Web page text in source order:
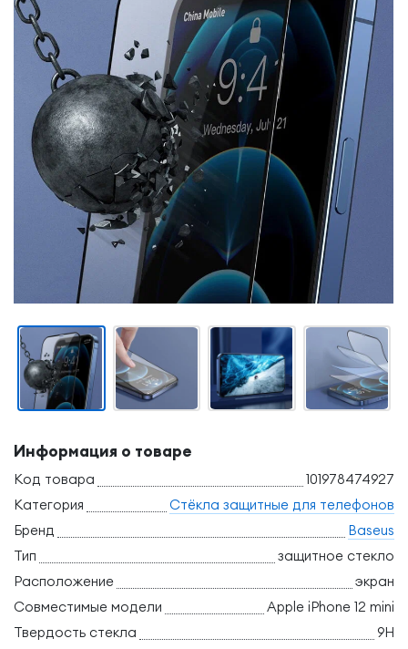
Информация о товаре
Код товара
101978474927
Категория
Стёкла защитные для телефонов
Бренд
Baseus
Тип
защитное стекло
Расположение
экран
Совместимые модели
Apple iPhone 12 mini
Твердость стекла
9H